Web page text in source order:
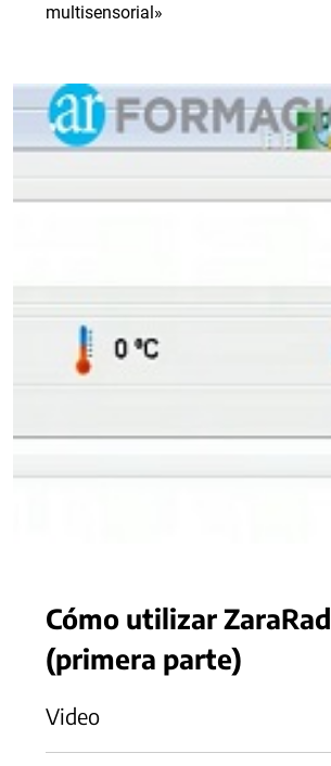
multisensorial»
Cómo utilizar
(primera parte)
Video